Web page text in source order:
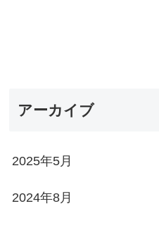
アーカイブ
2025年5月
2024年8月